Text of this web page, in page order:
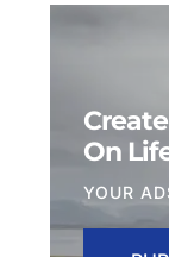
On
YOUR